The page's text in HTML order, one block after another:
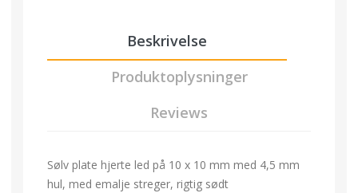
Beskrivelse
Produktoplysninger
Reviews
Sølv plate hjerte led på 10 x 10 mm med 4,5 mm
hul, med emalje streger, rigtig sødt